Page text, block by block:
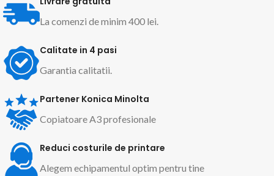
La comenzi de minim 400 lei.
Calitate in 4 pasi
Garantia calitatii.
Partener Konica Minolta
Copiatoare A3 profesionale
Reduci costurile de printare
Alegem echipamentul optim pentru tine